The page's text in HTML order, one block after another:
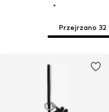
Przejrzano